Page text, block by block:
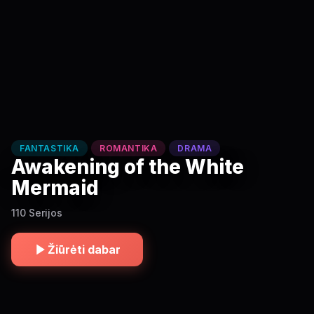
FANTASTIKA ROMANTIKA DRAMA
Awakening of the White
Mermaid
110 Serijos
Žiūrėti dabar